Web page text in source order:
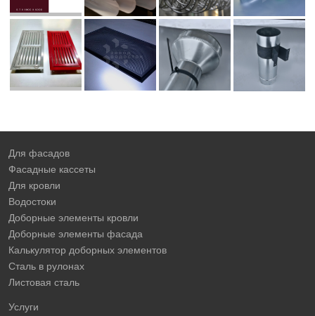
Для фасадов
Фасадные кассеты
Для кровли
Водостоки
Доборные элементы кровли
Доборные элементы фасада
Калькулятор доборных элементов
Сталь в рулонах
Листовая сталь
Услуги